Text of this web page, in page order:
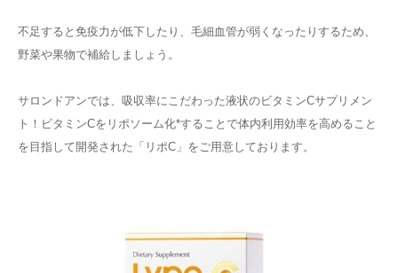
不足すると免疫力が低下したり、毛細血管が弱くなったりするため、
野菜や果物で補給しましょう。
サロンドアンでは、吸収率にこだわった液状のビタミンCサプリメン
ト！ビタミンCを リポソーム化*することで体内利用効率を高めること
を目指して開発された「リポC」をご用意しております。